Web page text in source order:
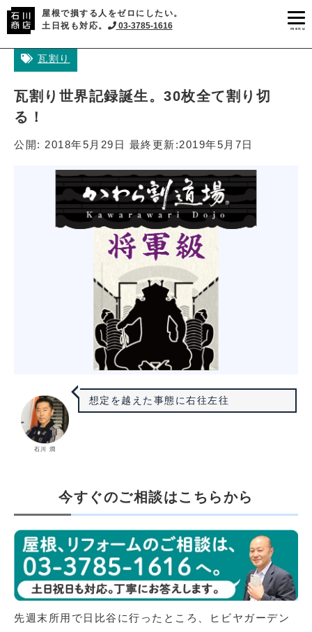
屋根で損する人をゼロにしたい。
土日祝も対応。
03-3785-1616 menu
瓦割り
瓦割り世界記録誕生。30枚全て割り切
る！
公開: 2018年5月29日 最終更新:2019年5月7日
石川 潤
想定を越えた事態に右往左往
今すぐのご相談はこちらから
先週末所用で日比谷に行ったところ、ヒビヤガーデン